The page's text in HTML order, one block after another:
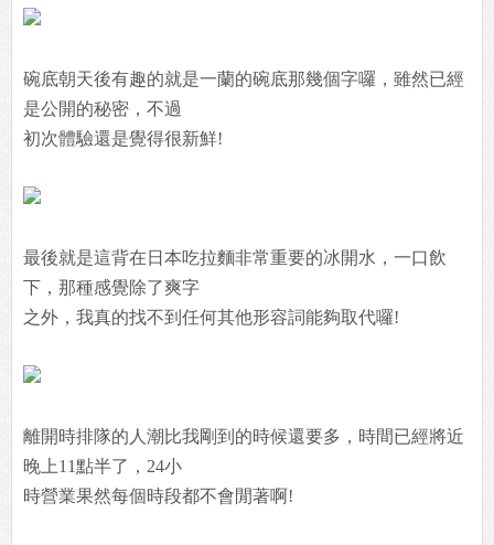
碗底朝天後有趣的就是一蘭的碗底那幾個字囉，雖然已經
是公開的秘密，不過
初次體驗還是覺得很新鮮!
最後就是這背在日本吃拉麵非常重要的冰開水，一口飲
下，那種感覺除了爽字
之外，我真的找不到任何其他形容詞能夠取代囉!
離開時排隊的人潮比我剛到的時候還要多，時間已經將近
晚上11點半了，24小
時營業果然每個時段都不會閒著啊!